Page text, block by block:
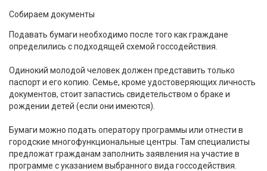
Собираем документы
Подавать бумаги необходимо после того как граждане
определились с подходящей схемой госсодействия.
Одинокий молодой человек должен представить только
паспорт и его копию. Семье, кроме удостоверяющих личность
документов, стоит запастись свидетельством о браке и
рождении детей (если они имеются).
Бумаги можно подать оператору программы или отнести в
городские многофункциональные центры. Там специалисты
предложат гражданам заполнить заявления на участие в
программе с указанием выбранного вида госсодействия.